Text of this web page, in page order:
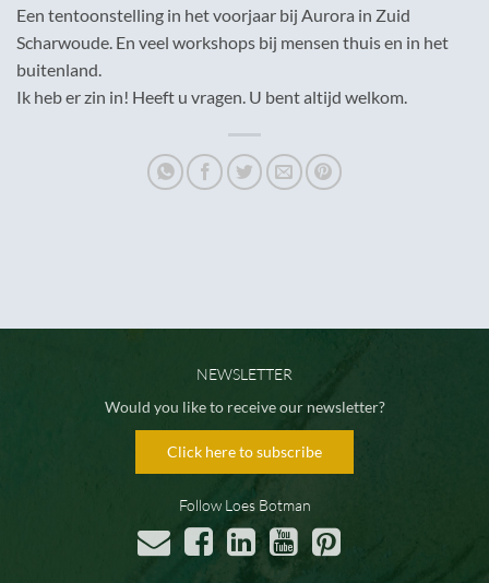
Een tentoonstelling in het voorjaar bij Aurora in Zuid
Scharwoude. En veel workshops bij mensen thuis en in het
buitenland.
Ik heb er zin in! Heeft u vragen. U bent altijd welkom.
NEWSLETTER
Would you like to receive our newsletter?
Click here to subscribe
Follow Loes Botman